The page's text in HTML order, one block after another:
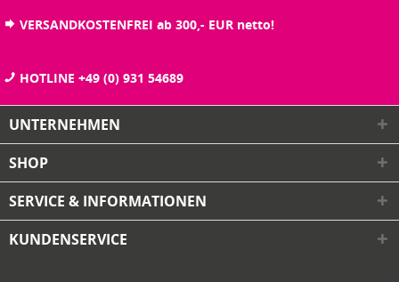
VERSANDKOSTENFREI ab 300,- EUR netto!
HOTLINE +49 (0) 931 54689
UNTERNEHMEN
SHOP
SERVICE & INFORMATIONEN
KUNDENSERVICE